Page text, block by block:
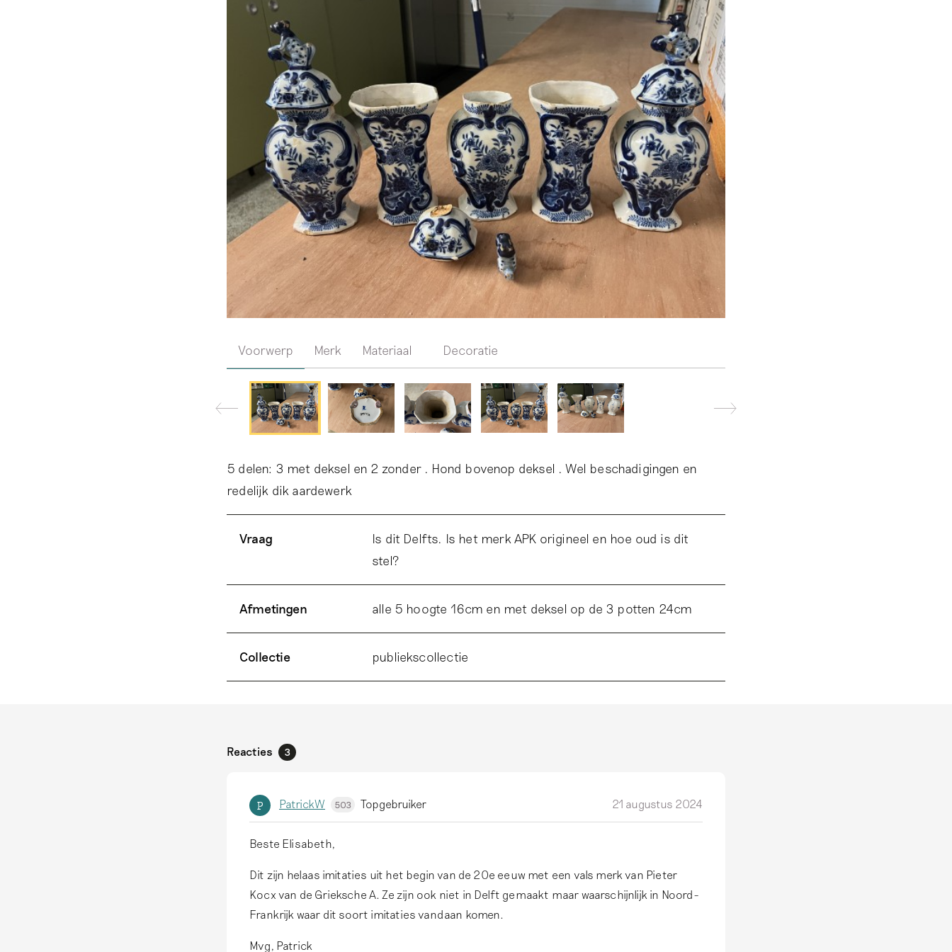
Voorwerp Merk Materiaal Decoratie
5 delen: 3 met deksel en 2 zonder . Hond bovenop deksel . Wel beschadigingen en
redelijk dik aardewerk
Vraag
Is dit Delfts. Is het merk APK origineel en hoe oud is dit
stel?
Afmetingen alle 5 hoogte 16cm en met deksel op de 3 potten 24cm
Collectie publiekscollectie
Reacties 3
P PatrickW 503 Topgebruiker 21 augustus 2024
Beste Elisabeth,
Dit zijn helaas imitaties uit het begin van de 20e eeuw met een vals merk van Pieter
Kocx van de Grieksche A. Ze zijn ook niet in Delft gemaakt maar waarschijnlijk in Noord-
Frankrijk waar dit soort imitaties vandaan komen.
Mvg, Patrick